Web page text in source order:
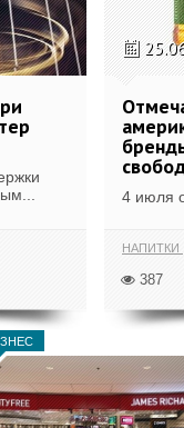
4 июля
НАПИТКИ
387